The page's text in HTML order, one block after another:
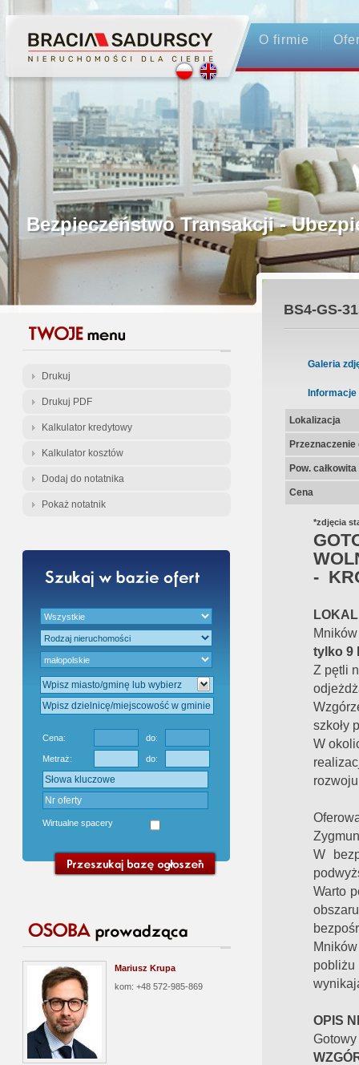
O firmie
Profesjonalne Pośrednictwo
Bezpieczeństwo Transakcji -
Licencjonowani Pośrednicy
Gwarancja Zwrotu Zadatku
Gratis - Przedwstępna Umowa
Drukuj
Drukuj PDF
Kalkulator kredytowy
Kalkulator kosztów
Dodaj do notatnika
Pokaż notatnik
Cena: do:
Metraż: do:
Wirtualne spacery
Mariusz Krupa
kom: +48 572-985-869
BS4-GS-
Galeria
Informacje
Lokalizacja
Przeznaczenie
Pow.
Cena
*zdjęcia
-
tylko 9
Z pętli
szkoły
W
W
Warto
OPIS